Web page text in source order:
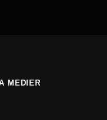
MEDIER